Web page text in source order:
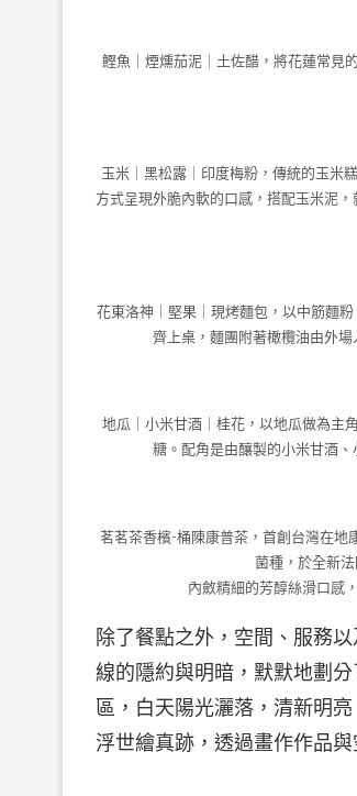
鰹魚｜煙燻茄泥｜土佐醋，將花蓮常見
玉米｜黑松露｜印度梅粉，傳統的玉米
方式呈現外脆內軟的口感，搭配玉米泥
花東洛神｜堅果｜現烤麵包，以中筋麵
齊上桌，麵團附著橄欖油由外
地瓜｜小米甘酒｜桂花，以地瓜做為主
糖。配角是由釀製的小米甘酒
茗茗茶香檳-桶陳康普茶，首創台灣在地
菌種，於全新
內斂精細的芳醇絲滑口感
除了餐點之外，空間、服務
線的隱約與明暗，默默地劃
區，白天陽光灑落，清新明
浮世繪真跡，透過畫作作品